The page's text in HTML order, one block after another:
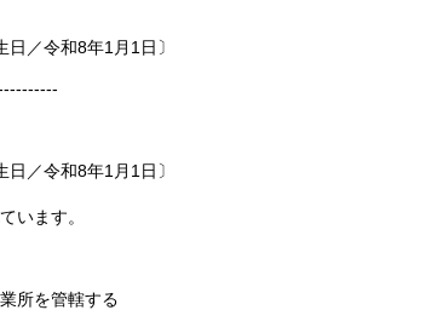
令和8年1月1日〕
令和8年1月1日〕
ます。
所を管轄する